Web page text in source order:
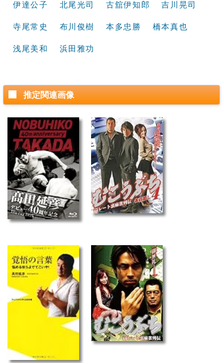
伊達公子 北尾光司 古舘伊知郎 吉川晃司
寺尾常史 布川俊樹 本多忠勝 橋本真也
浅尾美和 浜田雅功
推定関連画像